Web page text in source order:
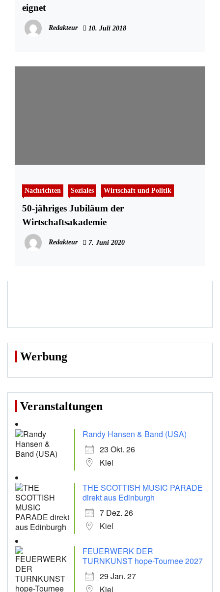
eignet
Redakteur 10. Juli 2018
Nachrichten Soziales Wirtschaft und Politik
50-jähriges Jubiläum der
Wirtschaftsakademie
Redakteur 7. Juni 2020
Werbung
Veranstaltungen
Randy Hansen & Band (USA)
23 Okt. 26
Kiel
THE SCOTTISH MUSIC PARADE
direkt aus Edinburgh
7 Dez. 26
Kiel
FEUERWERK DER
TURNKUNST hope-Tournee 2027
29 Jan. 27
Kiel